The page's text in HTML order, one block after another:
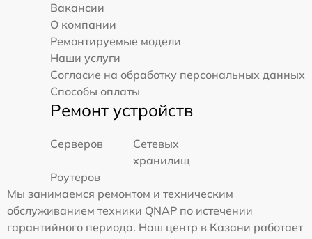
Вакансии
О компании
Ремонтируемые модели
Наши услуги
Согласие на обработку персональных данных
Способы оплаты
Ремонт устройств
Серверов
Сетевых
хранилищ
Роутеров
Мы занимаемся ремонтом и техническим
обслуживанием техники QNAP по истечении
гарантийного периода. Наш центр в Казани работает